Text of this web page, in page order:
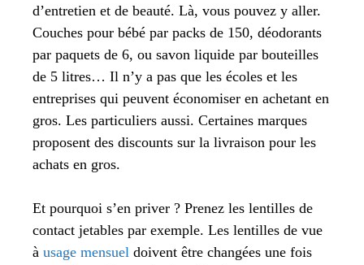
d’entretien et de beauté. Là, vous pouvez y aller.
Couches pour bébé par packs de 150, déodorants
par paquets de 6, ou savon liquide par bouteilles
de 5 litres… Il n’y a pas que les écoles et les
entreprises qui peuvent économiser en achetant en
gros. Les particuliers aussi. Certaines marques
proposent des discounts sur la livraison pour les
achats en gros.
Et pourquoi s’en priver ? Prenez les lentilles de
contact jetables par exemple. Les lentilles de vue
à usage mensuel doivent être changées une fois